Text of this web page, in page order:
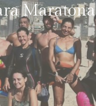
Maratona